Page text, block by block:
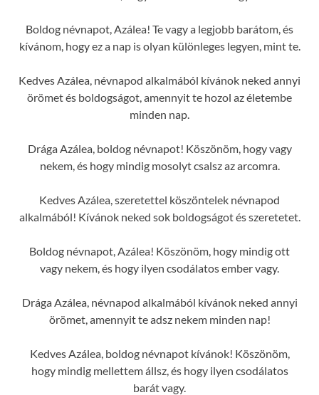
Boldog névnapot, Azálea! Te vagy a legjobb barátom, és
kívánom, hogy ez a nap is olyan különleges legyen, mint te.
Kedves Azálea, névnapod alkalmából kívánok neked annyi
örömet és boldogságot, amennyit te hozol az életembe
minden nap.
Drága Azálea, boldog névnapot! Köszönöm, hogy vagy
nekem, és hogy mindig mosolyt csalsz az arcomra.
Kedves Azálea, szeretettel köszöntelek névnapod
alkalmából! Kívánok neked sok boldogságot és szeretetet.
Boldog névnapot, Azálea! Köszönöm, hogy mindig ott
vagy nekem, és hogy ilyen csodálatos ember vagy.
Drága Azálea, névnapod alkalmából kívánok neked annyi
örömet, amennyit te adsz nekem minden nap!
Kedves Azálea, boldog névnapot kívánok! Köszönöm,
hogy mindig mellettem állsz, és hogy ilyen csodálatos
barát vagy.